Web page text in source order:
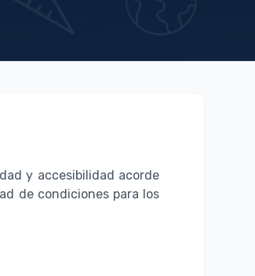
y accesibilidad acorde
de condiciones para los